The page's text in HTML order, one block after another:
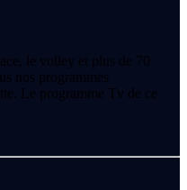
le volley et plus de 70
nos programmes
Le programme Tv de ce